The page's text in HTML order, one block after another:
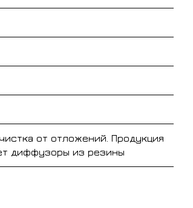
от отложений. Продукция
диффузоры из резины